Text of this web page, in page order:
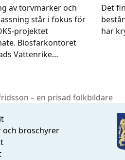
av torvmarker och
står i fokus för
projektet
Biosfärkontoret
Vattenrike…
Det
har
– en prisad folkbildare
och broschyrer